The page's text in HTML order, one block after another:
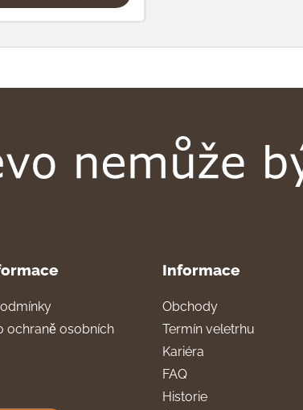
ochraně osobních
Informace
Obchody
Termín veletrhu
Kariéra
FAQ
Historie